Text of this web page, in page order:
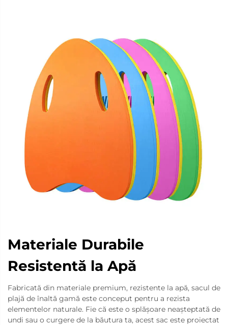
Materiale Durabile
Resistentă la Apă
Fabricată din materiale premium, rezistente la apă, sacul de
plajă de înaltă gamă este conceput pentru a rezista
elementelor naturale. Fie că este o splășoare neașteptată de
undi sau o curgere de la băutura ta, acest sac este proiectat